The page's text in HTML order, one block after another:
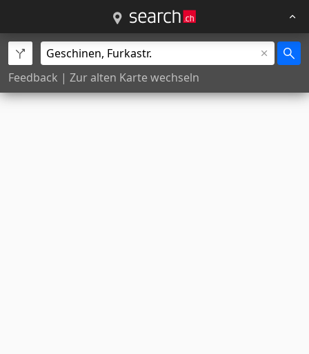
Feedback | Zur alten Karte wechseln